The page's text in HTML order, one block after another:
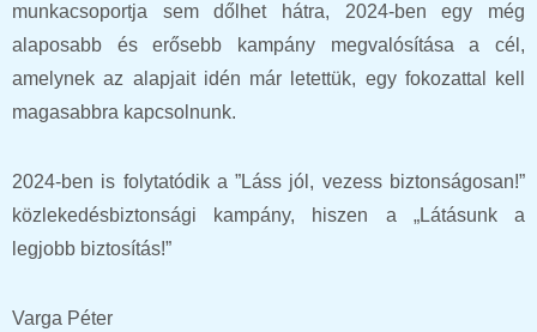
munkacsoportja sem dőlhet hátra, 2024-ben egy még
alaposabb és erősebb kampány megvalósítása a cél,
amelynek az alapjait idén már letettük, egy fokozattal kell
magasabbra kapcsolnunk.
2024-ben is folytatódik a ”Láss jól, vezess biztonságosan!”
közlekedésbiztonsági kampány, hiszen a „Látásunk a
legjobb biztosítás!”
Varga Péter